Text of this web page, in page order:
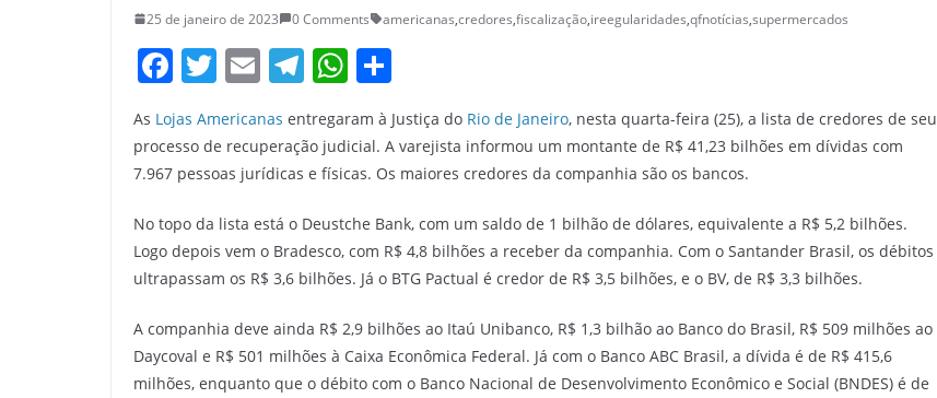
25 de janeiro de 2023 0 Comments americanas,credores,fiscalização,ireegularidades,qfnotícias,supermercados
F
a
c
e
o
o
T
w
itt
er
E
ai
l
T
e
gr
m
W
at
s
A
p
p
ar
e
As Lojas Americanas entregaram à Justiça do Rio de Janeiro, nesta quarta-feira (25), a lista de credores de seu
processo de recuperação judicial. A varejista informou um montante de R$ 41,23 bilhões em dívidas com
7.967 pessoas jurídicas e físicas. Os maiores credores da companhia são os bancos.
No topo da lista está o Deustche Bank, com um saldo de 1 bilhão de dólares, equivalente a R$ 5,2 bilhões.
Logo depois vem o Bradesco, com R$ 4,8 bilhões a receber da companhia. Com o Santander Brasil, os débitos
ultrapassam os R$ 3,6 bilhões. Já o BTG Pactual é credor de R$ 3,5 bilhões, e o BV, de R$ 3,3 bilhões.
A companhia deve ainda R$ 2,9 bilhões ao Itaú Unibanco, R$ 1,3 bilhão ao Banco do Brasil, R$ 509 milhões ao
Daycoval e R$ 501 milhões à Caixa Econômica Federal. Já com o Banco ABC Brasil, a dívida é de R$ 415,6
milhões, enquanto que o débito com o Banco Nacional de Desenvolvimento Econômico e Social (BNDES) é de